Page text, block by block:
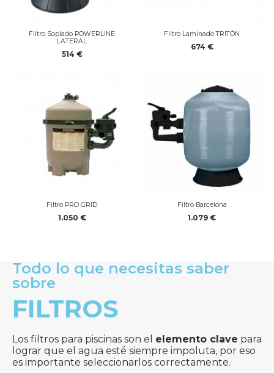
Filtro Soplado POWERLINE
LATERAL
514 €
Filtro Laminado TRITÓN
674 €
Filtro PRO GRID
1.050 €
Filtro Barcelona
1.079 €
Todo lo que necesitas saber
sobre
FILTROS
Los filtros para piscinas son el elemento clave para
lograr que el agua esté siempre impoluta, por eso
es importante seleccionarlos correctamente.